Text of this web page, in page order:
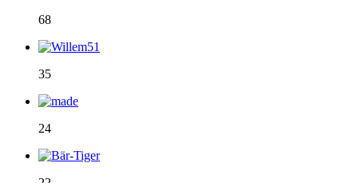
68
35
24